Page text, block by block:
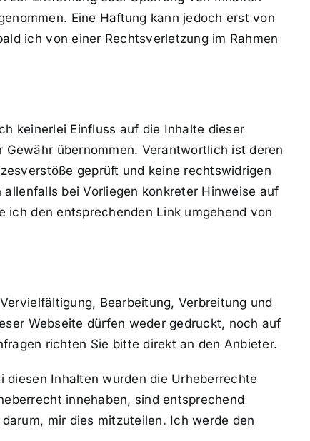
Eine Haftung kann jedoch erst von
ich von einer Rechtsverletzung im Rahmen
keinerlei Einfluss auf die Inhalte dieser
übernommen. Verantwortlich ist deren
geprüft und keine rechtswidrigen
bei Vorliegen konkreter Hinweise auf
den entsprechenden Link umgehend von
Bearbeitung, Verbreitung und
Webseite dürfen weder gedruckt, noch auf
richten Sie bitte direkt an den Anbieter.
Inhalten wurden die Urheberrechte
innehaben, sind entsprechend
mir dies mitzuteilen. Ich werde den